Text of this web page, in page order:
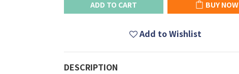
ADD TO CART BUY NOW
Add to Wishlist
DESCRIPTION